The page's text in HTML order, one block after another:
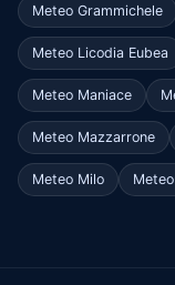
Meteo Grammichele
Meteo Licodia Eubea
Meteo Maniace
Meteo Mazzarrone
Meteo Milo